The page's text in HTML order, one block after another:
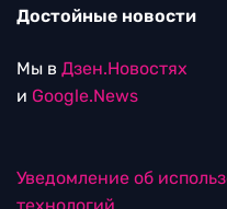
Достойные новости
Мы в Дзен.Новостях
и Google.News
Уведомление об